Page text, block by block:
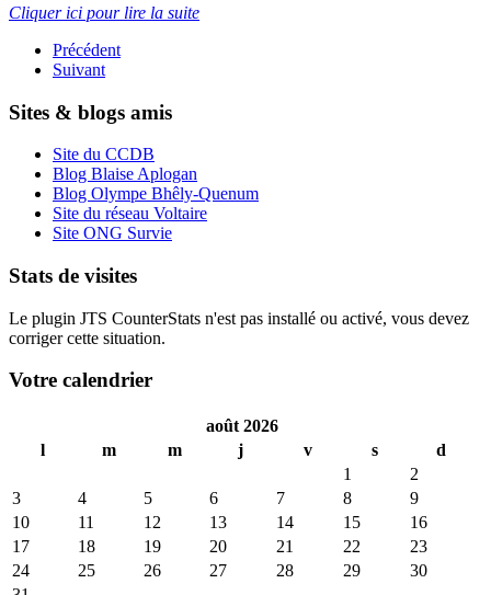
Cliquer ici pour lire la suite
Précédent
Suivant
Sites & blogs amis
Site du CCDB
Blog Blaise Aplogan
Blog Olympe Bhêly-Quenum
Site du réseau Voltaire
Site ONG Survie
Stats de visites
Le plugin JTS CounterStats n'est pas installé ou activé, vous devez
corriger cette situation.
Votre calendrier
août 2026
l
m m j v s
d
1
2
3
4 5 6 7 8
9
10
11 12 13 14 15
16
17
18 19 20 21 22
23
24
25 26 27 28 29
30